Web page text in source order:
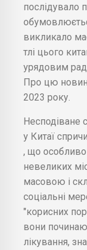
послідувало
викликало
тлі цього
урядовим
Про цю
2023 року.
Несподіване
у Китаї
, що особливо
невеликих
масовою і
соціальні
"корисних
вони
лікування,